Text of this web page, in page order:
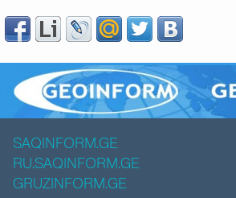
SAQINFORM.GE
RU.SAQINFORM.GE
GRUZINFORM.GE